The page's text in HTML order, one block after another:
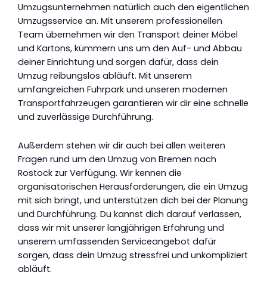
Umzugsunternehmen natürlich auch den eigentlichen
Umzugsservice an. Mit unserem professionellen
Team übernehmen wir den Transport deiner Möbel
und Kartons, kümmern uns um den Auf- und Abbau
deiner Einrichtung und sorgen dafür, dass dein
Umzug reibungslos abläuft. Mit unserem
umfangreichen Fuhrpark und unseren modernen
Transportfahrzeugen garantieren wir dir eine schnelle
und zuverlässige Durchführung.
Außerdem stehen wir dir auch bei allen weiteren
Fragen rund um den Umzug von Bremen nach
Rostock zur Verfügung. Wir kennen die
organisatorischen Herausforderungen, die ein Umzug
mit sich bringt, und unterstützen dich bei der Planung
und Durchführung. Du kannst dich darauf verlassen,
dass wir mit unserer langjährigen Erfahrung und
unserem umfassenden Serviceangebot dafür
sorgen, dass dein Umzug stressfrei und unkompliziert
abläuft.